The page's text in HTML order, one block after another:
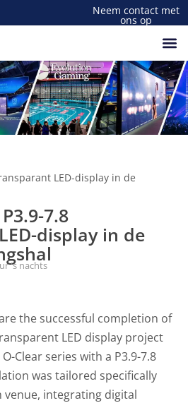
Neem contact met
ons op
LED-display in de
7.8
display in de
's nachts
the successful completion of
LED display project
Clear series with a P3.9-7.8
was tailored specifically
integrating digital